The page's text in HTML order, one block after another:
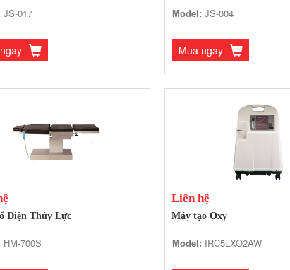
JS-017 Model: JS-004
Mua ngay
Điện Thủy Lực
HM-700S
Liên hệ
Máy tạo Oxy
Model: IRC5LXO2AW